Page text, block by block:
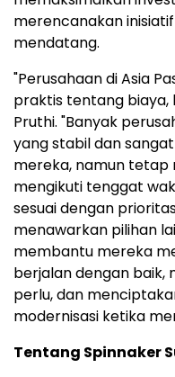
merencanakan
mendatang.
"Perusahaan di Asia
praktis tentang biaya,
Pruthi. "Banyak
yang stabil dan
mereka, namun tetap
mengikuti tenggat
sesuai dengan
menawarkan pilihan
membantu mereka
berjalan dengan baik,
perlu, dan
modernisasi ketika
Tentang Spinnaker